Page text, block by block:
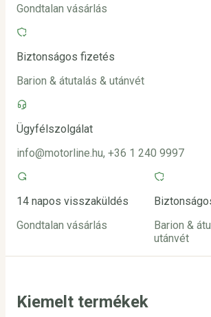
Gondtalan vásárlás
Biztonságos fizetés
Barion & átutalás & utánvét
Ügyfélszolgálat
info@motorline.hu, +36 1 240 9997
14 napos visszaküldés
Gondtalan vásárlás
Barion &
utánvét
Kiemelt termékek